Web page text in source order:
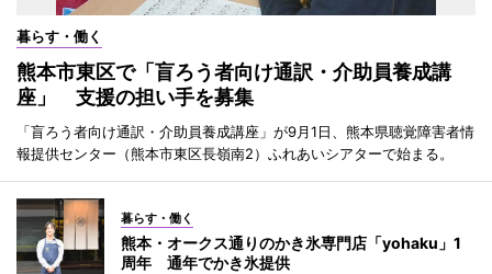
暮らす・働く
熊本市東区で「盲ろう者向け通訳・介助員養成講
座」 支援の担い手を募集
「盲ろう者向け通訳・介助員養成講座」が9月1日、熊本県聴覚障害者情
報提供センター（熊本市東区長嶺南2）ふれあいシアターで始まる。
暮らす・働く
熊本・オークス通りのかき氷専門店「yohaku」1
周年 通年でかき氷提供